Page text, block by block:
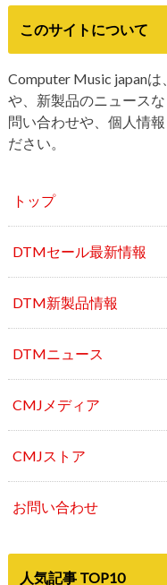
このサイトについて
Computer Music japan
や、新製品のニュース
問い合わせや、個人情
ださい。
トップ
DTMセール最新情報
DTM新製品情報
DTMニュース
CMJメディア
CMJストア
お問い合わせ
人気記事 TOP10